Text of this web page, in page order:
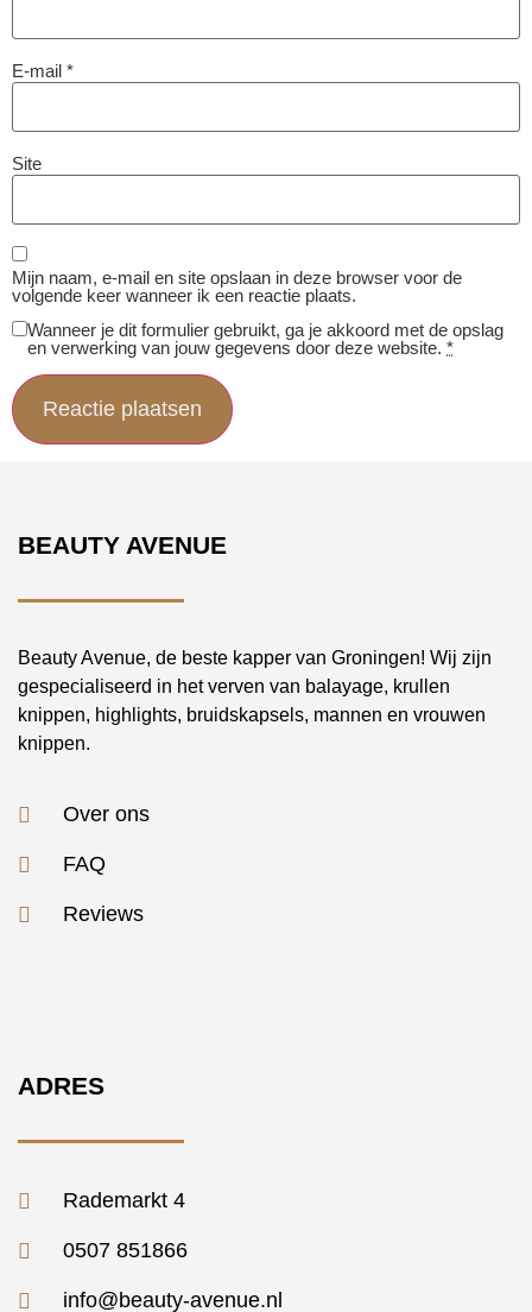
E-mail *
Site
Mijn naam, e-mail en site opslaan in deze browser voor de
volgende keer wanneer ik een reactie plaats.
Wanneer je dit formulier gebruikt, ga je akkoord met de opslag
en verwerking van jouw gegevens door deze website. *
BEAUTY AVENUE
Beauty Avenue, de beste kapper van Groningen! Wij zijn
gespecialiseerd in het verven van balayage, krullen
knippen, highlights, bruidskapsels, mannen en vrouwen
knippen.
Over ons
FAQ
Reviews
ADRES
Rademarkt 4
0507 851866
info@beauty-avenue.nl